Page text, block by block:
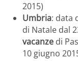
2015)
Umbria: data
di Natale dal
vacanze di
10 giugno